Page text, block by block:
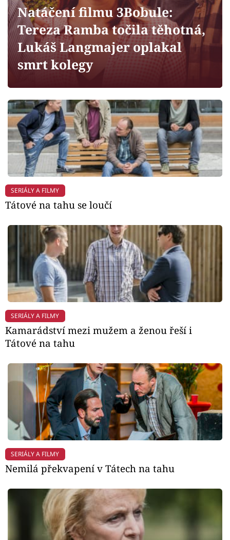
Sledujte prima+
Filmový festival Karlovy Vary
Mámy sobě
Přihlášení
Sledujte nás
Natáčení filmu 3Bobule:
Tereza Ramba točila těhotná,
Lukáš Langmajer oplakal
smrt kolegy
SERIÁLY A FILMY
Tátové na tahu se loučí
SERIÁLY A FILMY
Kamarádství mezi mužem a ženou řeší i
Tátové na tahu
SERIÁLY A FILMY
Nemilá překvapení v Tátech na tahu